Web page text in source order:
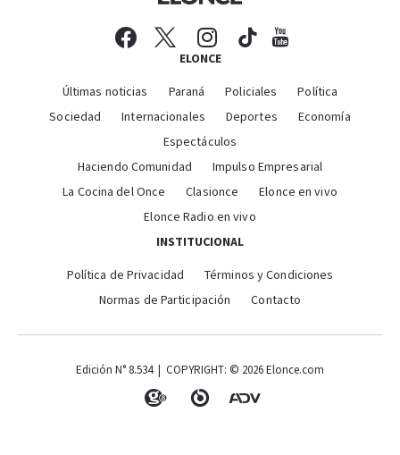
ELONCE
Últimas noticias Paraná Policiales
Política
Sociedad
Internacionales Deportes
Economía
Espectáculos
Haciendo Comunidad
Impulso Empresarial
La Cocina del Once
Clasionce
Elonce en vivo
Elonce Radio en vivo
INSTITUCIONAL
Política de Privacidad
Términos y Condiciones
Normas de Participación
Contacto
Edición N° 8.534 | COPYRIGHT: © 2026 Elonce.com